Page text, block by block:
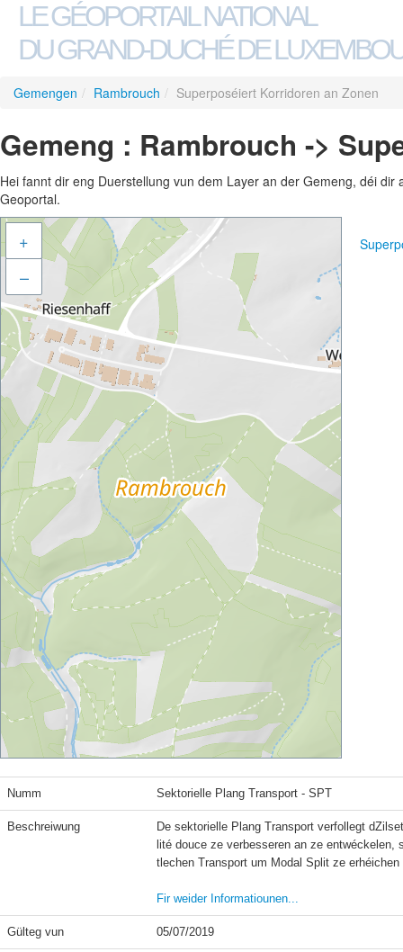
LE GÉOPORTAIL NATIONAL
DU GRAND-DUCHÉ DE
Gemengen / Rambrouch / Superposéiert Korridoren an Zonen
Gemeng : Rambrouch ->
Hei fannt dir eng Duerstellung vun dem Layer an der Gemeng, déi
Geoportal.
+
–
Numm Sektorielle Plang Transport - SPT
Beschreiwung
De sektorielle Plang Transport verfollegt
lité douce ze verbesseren an ze
tlechen Transport um Modal Split ze erhéichen
Fir weider Informatiounen...
Gülteg vun 05/07/2019